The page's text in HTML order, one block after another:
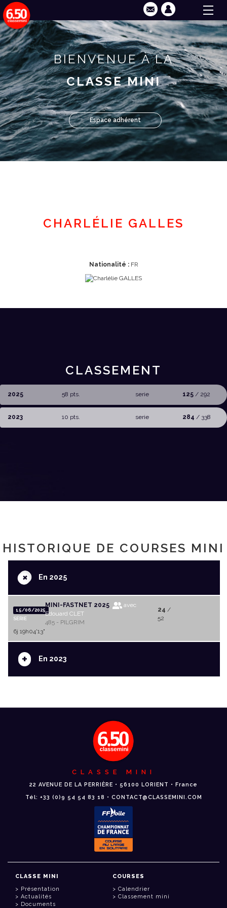
BIENVENUE À LA
CLASSE MINI
Espace adhérent
CHARLÉLIE GALLES
Nationalité :FR
CLASSEMENT
2025 58 pts. serie 125 / 292
2023 10 pts. serie 284 / 338
HISTORIQUE DE COURSES MINI
+En 2025
15/06/2025
SERIE
MINI-FASTNET 2025
avec
Edouard CLET
485 - PILGRIM
24 /
52
6j 19h04'13"
+ En 2023
CLASSE MINI
22 AVENUE DE LA PERRIÈRE • 56100 LORIENT • France
Tél: +33 (0)9 54 54 83 18 • CONTACT@CLASSEMINI.COM
CLASSE MINI
Présentation
Actualités
Documents
COURSES
Calendrier
Classement mini